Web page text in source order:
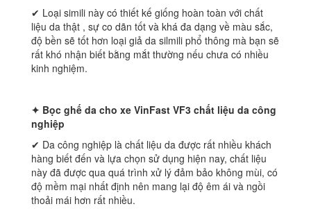
✔ Loại simili này có thiết kế giống hoàn toàn với chất
liệu da thật , sự co dãn tốt và khá đa dạng về màu sắc,
độ bền sẽ tốt hơn loại giả da silmili phổ thông mà bạn sẽ
rất khó nhận biết bằng mắt thường nếu chưa có nhiều
kinh nghiệm.
✦ Bọc ghế da cho xe VinFast VF3 chất liệu da công
nghiệp
✔ Da công nghiệp là chất liệu da được rất nhiều khách
hàng biết đến và lựa chọn sử dụng hiện nay, chất liệu
này đã được qua quá trình xử lý đảm bảo không mùi, có
độ mềm mại nhất định nên mang lại độ êm ái và ngồi
thoải mái hơn rất nhiều.